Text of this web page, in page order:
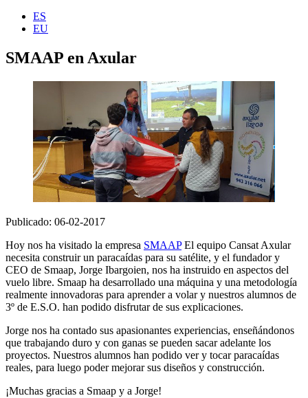
ES
EU
SMAAP en Axular
Publicado: 06-02-2017
Hoy nos ha visitado la empresa SMAAPEl equipo Cansat Axular
necesita construir un paracaídas para su satélite, y el fundador y
CEO de Smaap, Jorge Ibargoien, nos ha instruido en aspectos del
vuelo libre. Smaap ha desarrollado una máquina y una metodología
realmente innovadoras para aprender a volar y nuestros alumnos de
3º de E.S.O. han podido disfrutar de sus explicaciones.
Jorge nos ha contado sus apasionantes experiencias, enseñándonos
que trabajando duro y con ganas se pueden sacar adelante los
proyectos. Nuestros alumnos han podido ver y tocar paracaídas
reales, para luego poder mejorar sus diseños y construcción.
¡Muchas gracias a Smaap y a Jorge!